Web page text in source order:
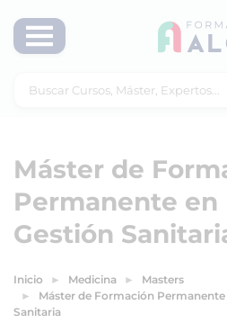
Máster de
Permanente
Gestión
Inicio Medicina
Masters
Máster de Formación
Sanitaria